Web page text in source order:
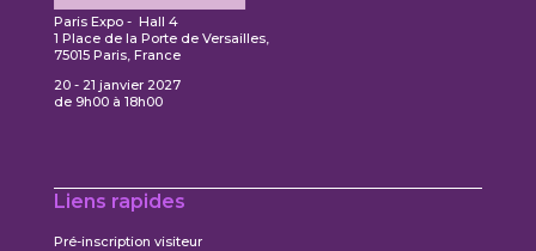
Paris Expo - Hall 4
1 Place de la Porte de Versailles,
75015 Paris, France
20 - 21 janvier 2027
de 9h00 à 18h00
Liens rapides
Pré-inscription visiteur